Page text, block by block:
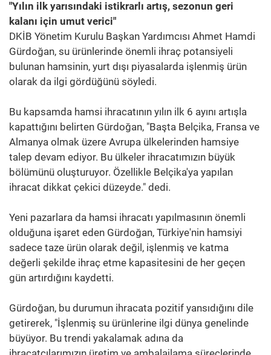
"Yılın ilk yarısındaki istikrarlı artış, sezonun geri
kalanı için umut verici"
DKİB Yönetim Kurulu Başkan Yardımcısı Ahmet Hamdi
Gürdoğan, su ürünlerinde önemli ihraç potansiyeli
bulunan hamsinin, yurt dışı piyasalarda işlenmiş ürün
olarak da ilgi gördüğünü söyledi.
Bu kapsamda hamsi ihracatının yılın ilk 6 ayını artışla
kapattığını belirten Gürdoğan, "Başta Belçika, Fransa ve
Almanya olmak üzere Avrupa ülkelerinden hamsiye
talep devam ediyor. Bu ülkeler ihracatımızın büyük
bölümünü oluşturuyor. Özellikle Belçika'ya yapılan
ihracat dikkat çekici düzeyde." dedi.
Yeni pazarlara da hamsi ihracatı yapılmasının önemli
olduğuna işaret eden Gürdoğan, Türkiye'nin hamsiyi
sadece taze ürün olarak değil, işlenmiş ve katma
değerli şekilde ihraç etme kapasitesini de her geçen
gün artırdığını kaydetti.
Gürdoğan, bu durumun ihracata pozitif yansıdığını dile
getirerek, "İşlenmiş su ürünlerine ilgi dünya genelinde
büyüyor. Bu trendi yakalamak adına da